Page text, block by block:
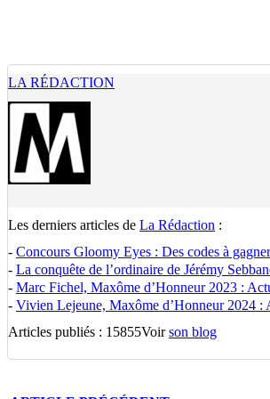
LA RÉDACTION
Les derniers articles de La Rédaction :
- Concours Gloomy Eyes : Des codes à
- La conquête de l’ordinaire de Jérémy
- Marc Fichel, Maxôme d’Honneur 2023 :
- Vivien Lejeune, Maxôme d’Honneur 2024 :
Articles publiés : 15855Voirson blog